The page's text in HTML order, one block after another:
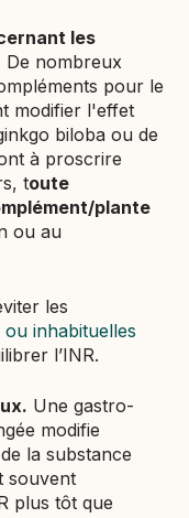
les
De nombreux
pour le
modifier l'effet
biloba ou de
à proscrire
toute
plante
ou au
les
inhabituelles
l’INR.
Une gastro-
modifie
la substance
souvent
plus tôt que